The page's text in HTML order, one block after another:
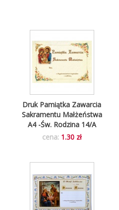
Druk Pamiątka Zawarcia
Sakramentu Małżeństwa
A4 -Św. Rodzina 14/A
cena: 1.30 zł